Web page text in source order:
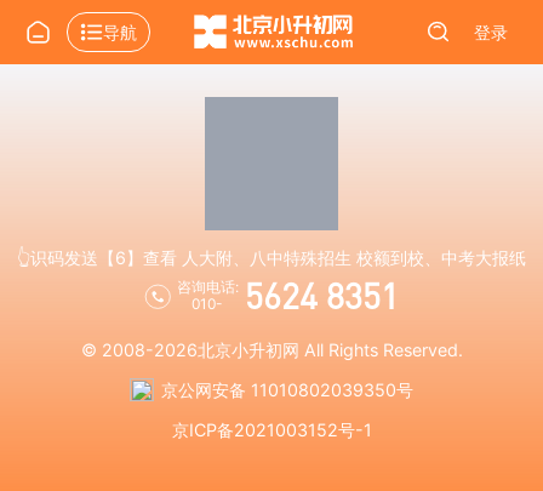
导航 登录
👆识码发送【6】查看 人大附、八中特殊招生 校额到校、中考大报纸
咨询电话:
010-
5624 8351
© 2008-2026北京小升初网 All Rights Reserved.
京公网安备 11010802039350号
京ICP备2021003152号-1